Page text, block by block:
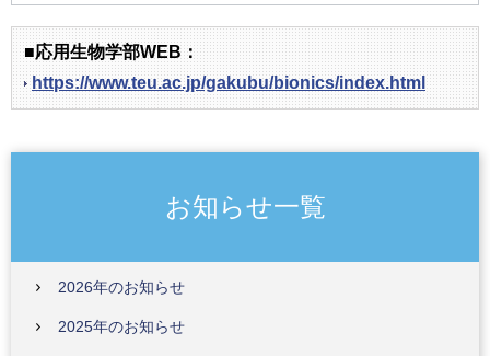
■応用生物学部WEB：
https://www.teu.ac.jp/gakubu/bionics/index.html
お知らせ一覧
2026年のお知らせ
2025年のお知らせ